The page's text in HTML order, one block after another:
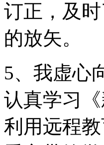
订正，及
的放矢。
5、我虚心
认真学习
利用远程